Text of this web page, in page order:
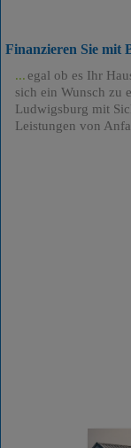
Finanzieren Sie mit
egal ob es Ihr
sich ein Wunsch zu
Ludwigsburg mit
Leistungen von